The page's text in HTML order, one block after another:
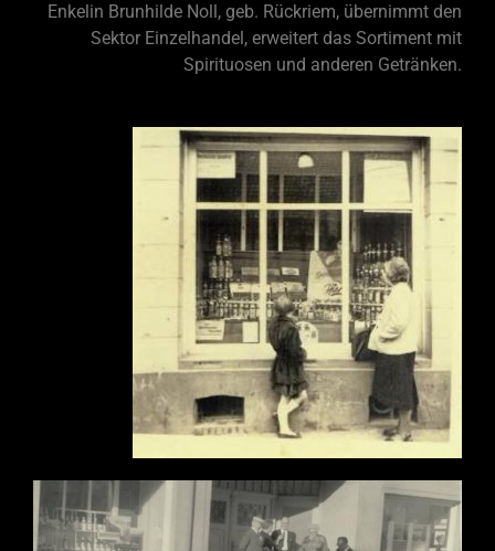
Enkelin Brunhilde Noll, geb. Rückriem, übernimmt den
Sektor Einzelhandel, erweitert das Sortiment mit
Spirituosen und anderen Getränken.